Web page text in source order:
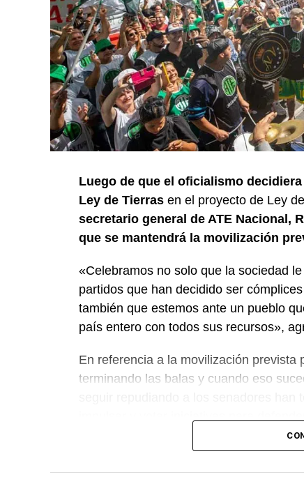
Luego de que el oficialismo
Ley de Tierras en el proyecto de Ley
secretario general de ATE Nacional,
que se mantendrá la movilización
«Celebramos no solo que la sociedad
partidos que han decidido ser
también que estemos ante un pueblo
país entero con todos sus recursos»,
En referencia a la movilización prevista
terminando las balas y cuando eso
«Este es un avance significativo de la